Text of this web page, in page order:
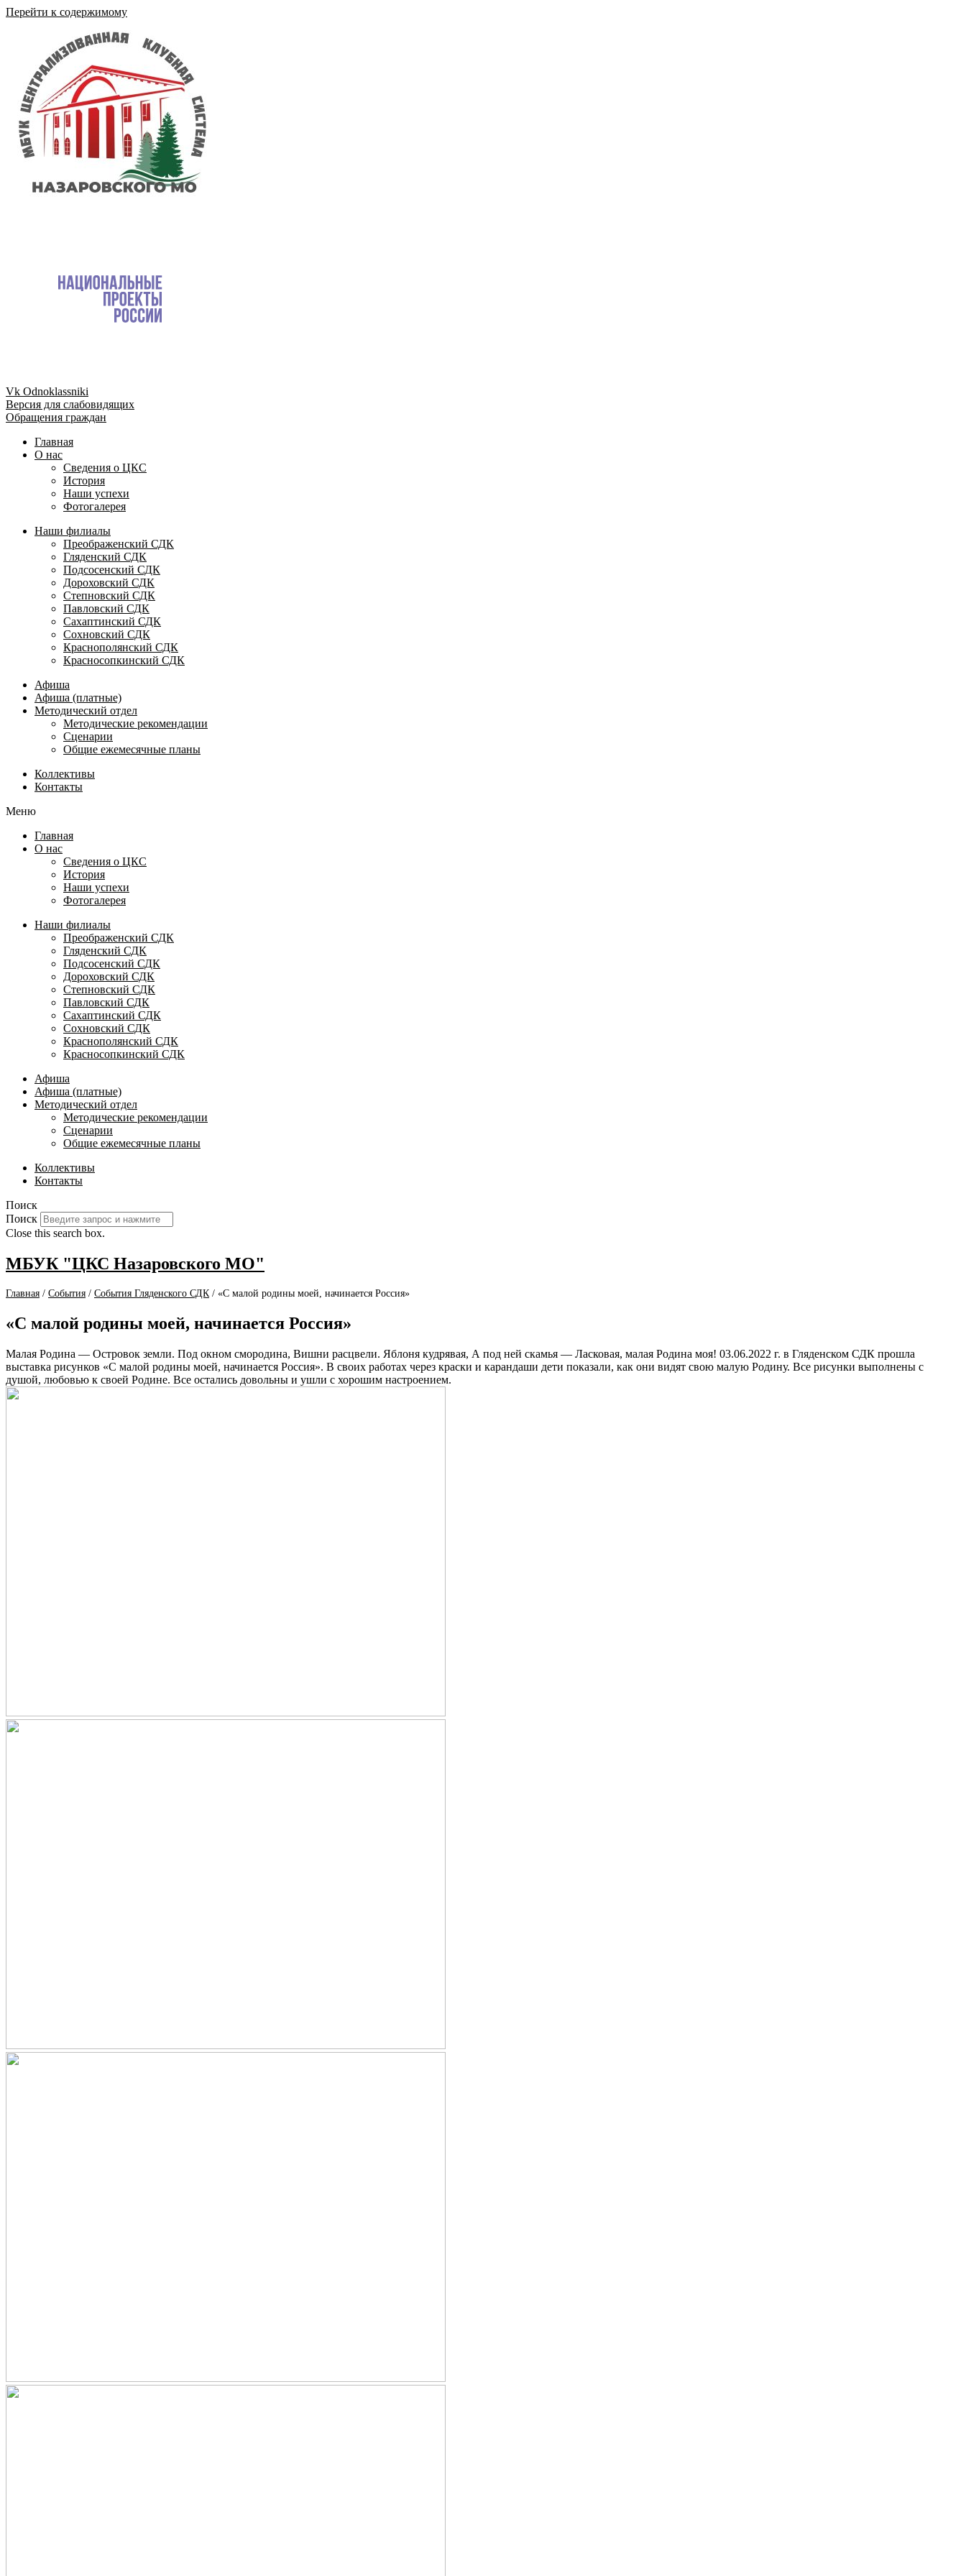
Перейти к содержимому
Vk Odnoklassniki
Версия для слабовидящих
Обращения граждан
Главная
О нас
Сведения о ЦКС
История
Наши успехи
Фотогалерея
Наши филиалы
Преображенский СДК
Гляденский СДК
Подсосенский СДК
Дороховский СДК
Степновский СДК
Павловский СДК
Сахаптинский СДК
Сохновский СДК
Краснополянский СДК
Красносопкинский СДК
Афиша
Афиша (платные)
Методический отдел
Методические рекомендации
Сценарии
Общие ежемесячные планы
Коллективы
Контакты
Меню
Главная
О нас
Сведения о ЦКС
История
Наши успехи
Фотогалерея
Наши филиалы
Преображенский СДК
Гляденский СДК
Подсосенский СДК
Дороховский СДК
Степновский СДК
Павловский СДК
Сахаптинский СДК
Сохновский СДК
Краснополянский СДК
Красносопкинский СДК
Афиша
Афиша (платные)
Методический отдел
Методические рекомендации
Сценарии
Общие ежемесячные планы
Коллективы
Контакты
Поиск
Поиск
Close this search box.
МБУК "ЦКС Назаровского МО"
Главная / События / События Гляденского СДК / «С малой родины моей, начинается Россия»
«С малой родины моей, начинается Россия»
Малая Родина — Островок земли. Под окном смородина, Вишни расцвели. Яблоня кудрявая, А под ней скамья — Ласковая, малая Родина моя! 03.06.2022 г. в Гляденском СДК прошла
выставка рисунков «С малой родины моей, начинается Россия». В своих работах через краски и карандаши дети показали, как они видят свою малую Родину. Все рисунки выполнены с
душой, любовью к своей Родине. Все остались довольны и ушли с хорошим настроением.